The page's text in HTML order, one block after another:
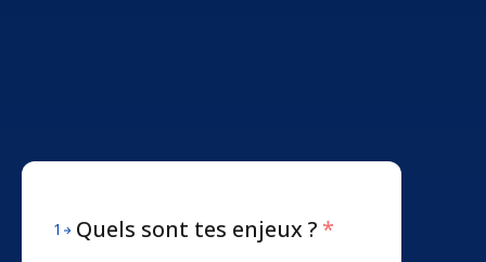
1 Quels sont tes enjeux ? *